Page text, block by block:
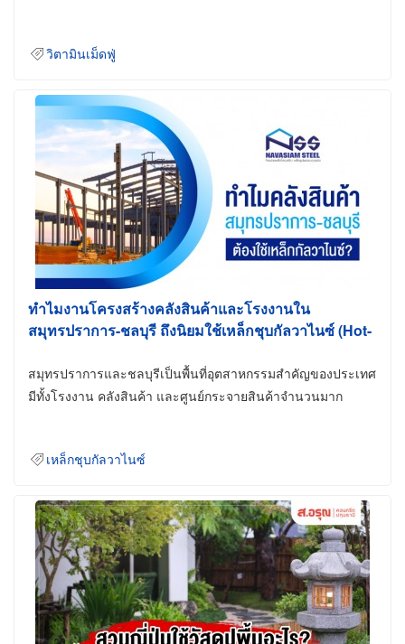
วิตามินเม็ดฟู่
ทำไมงานโครงสร้างคลังสินค้าและโรงงานใน
สมุทรปราการ-ชลบุรี ถึงนิยมใช้เหล็กชุบกัลวาไนซ์ (Hot-
สมุทรปราการและชลบุรีเป็นพื้นที่อุตสาหกรรมสำคัญของประเทศ
มีทั้งโรงงาน คลังสินค้า และศูนย์กระจายสินค้าจำนวนมาก
เหล็กชุบกัลวาไนซ์